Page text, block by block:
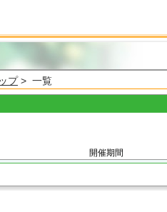
プ> 一覧
開催期間